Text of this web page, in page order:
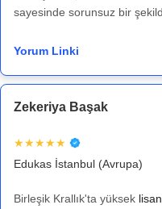
sayesinde sorunsuz bir
Yorum Linki
Zekeriya Başak
★★★★★
Edukas İstanbul (Avrupa)
Birleşik Krallık'ta yüksek